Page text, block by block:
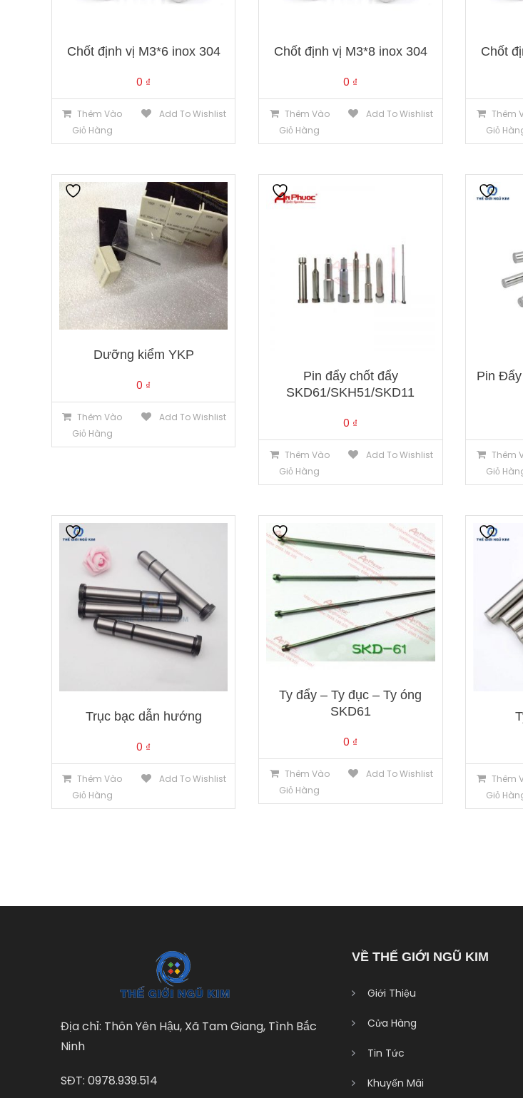
Chốt định vị M3*6 inox 304
0 ₫
Thêm Vào
Giỏ Hàng
Add To Wishlist
Chốt định vị M3*8 inox 304
0 ₫
Thêm Vào
Giỏ Hàng
Add To Wishlist
Chốt
Thêm
Giỏ
Dưỡng kiểm YKP
0 ₫
Thêm Vào
Giỏ Hàng
Add To Wishlist
Pin đẩy chốt đẩy
SKD61/SKH51/SKD11
0 ₫
Thêm Vào
Giỏ Hàng
Add To Wishlist
Pin
Thêm
Giỏ
Trục bạc dẫn hướng
0 ₫
Thêm Vào
Giỏ Hàng
Add To Wishlist
Ty đẩy – Ty đục – Ty óng
SKD61
0 ₫
Thêm Vào
Giỏ Hàng
Add To Wishlist
Thêm
Giỏ
Địa chỉ: Thôn Yên Hậu, Xã Tam Giang, Tình Bắc
Ninh
SĐT: 0978.939.514
VỀ THẾ GIỚI NGŨ KIM
Giới Thiệu
Cửa Hàng
Tin Tức
Khuyến Mãi